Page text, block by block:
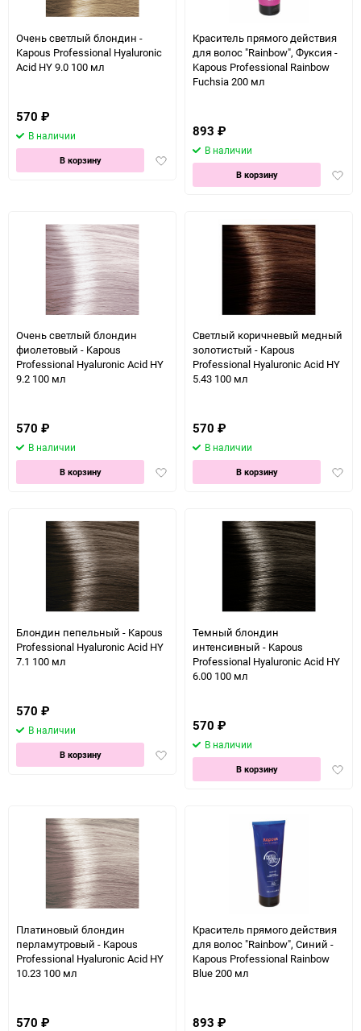
Очень светлый блондин -
Kapous Professional Hyaluronic
Acid HY 9.0 100 мл
570 ₽
В наличии
Добавить
избранное
В корзину
Краситель прямого действия
для волос "Rainbow", Фуксия -
Kapous Professional Rainbow
Fuchsia 200 мл
893 ₽
В наличии
В корзину
Очень светлый блондин
фиолетовый - Kapous
Professional Hyaluronic Acid HY
9.2 100 мл
570 ₽
В наличии
Добавить
В корзину
Светлый коричневый медный
золотистый - Kapous
Professional Hyaluronic Acid HY
5.43 100 мл
570 ₽
В наличии
В корзину
Блондин пепельный - Kapous
Professional Hyaluronic Acid HY
7.1 100 мл
570 ₽
В наличии
Добавить
избранное
В корзину
Темный блондин
интенсивный - Kapous
Professional Hyaluronic Acid HY
6.00 100 мл
570 ₽
В наличии
В корзину
Платиновый блондин
перламутровый - Kapous
Professional Hyaluronic Acid HY
10.23 100 мл
570 ₽
Краситель прямого действия
для волос "Rainbow", Синий -
Kapous Professional Rainbow
Blue 200 мл
893 ₽